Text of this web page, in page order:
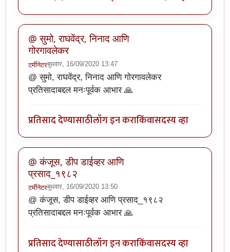
@ सुमो, राघवेंद्र, निनाद आणि
गोरगावलेकर
टर्मीनेटरबुधवार, 16/09/2020 13:47
@ सुमो, राघवेंद्र, निनाद आणि गोरगावलेकर
प्रतिसादाबद्दल मनःपूर्वक आभार 🙏
प्रतिसाद देण्यासाठीलॉग इन कराकिंवासदस्य व्हा
@ कंजूस, डीप डाईव्हर आणि
प्रसाद_१९८२
टर्मीनेटरबुधवार, 16/09/2020 13:50
@ कंजूस, डीप डाईव्हर आणि प्रसाद_१९८२
प्रतिसादाबद्दल मनःपूर्वक आभार 🙏
प्रतिसाद देण्यासाठीलॉग इन कराकिंवासदस्य व्हा